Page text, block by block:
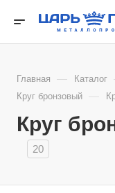
Главная — Каталог
Круг бронзовый —
Круг
20